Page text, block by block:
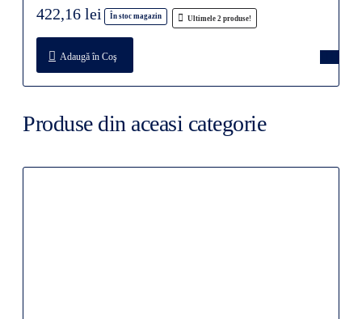
Ultimele 2 produse!
În stoc magazin
422,16 lei
Adaugă în Coş
Produse din aceasi categorie